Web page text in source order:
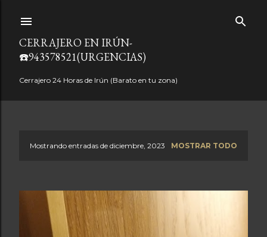
CERRAJERO EN IRÚN-
☎️943578521(URGENCIAS)
Cerrajero 24 Horas de Irún (Barato en tu zona)
Mostrando entradas de diciembre, 2023 MOSTRAR TODO